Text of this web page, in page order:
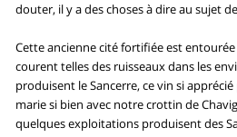
douter, il y a des choses à dire au sujet
Cette ancienne cité fortifiée est
courent telles des ruisseaux dans les
produisent le Sancerre, ce vin si
marie si bien avec notre crottin de
quelques exploitations produisent des